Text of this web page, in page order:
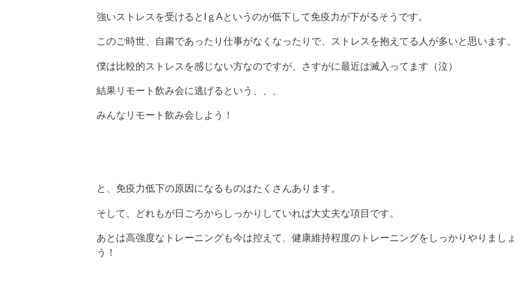
強いストレスを受けるとIｇAというのが低下して免疫力が下がるそうです。
このご時世、自粛であったり仕事がなくなったりで、ストレスを抱えてる人が多いと思います。
僕は比較的ストレスを感じない方なのですが、さすがに最近は滅入ってます（泣）
結果リモート飲み会に逃げるという、、、
みんなリモート飲み会しよう！
と、免疫力低下の原因になるものはたくさんあります。
そして、どれもが日ごろからしっかりしていれば大丈夫な項目です。
あとは高強度なトレーニングも今は控えて、健康維持程度のトレーニングをしっかりやりましょ
う！